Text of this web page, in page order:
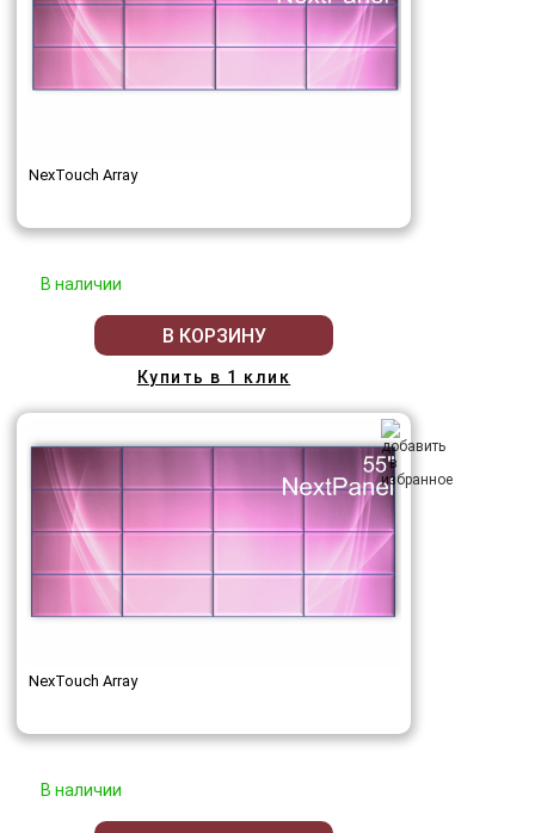
NexTouch Array
В наличии
В КОРЗИНУ
Купить в 1 клик
NexTouch Array
В наличии